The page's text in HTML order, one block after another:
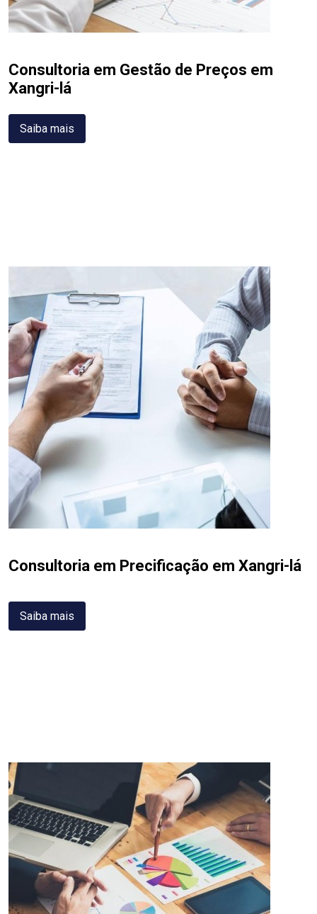
Consultoria em Gestão de Preços em
Xangri-lá
Saiba mais
Consultoria em Precificação em Xangri-lá
Saiba mais